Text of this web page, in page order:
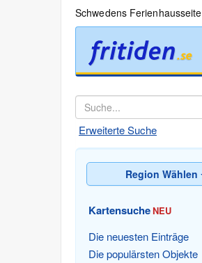
Schwedens Ferienhausseite
Erweiterte Suche
Region Wählen
KartensucheNEU
Die neuesten Einträge
Die populärsten Objekte